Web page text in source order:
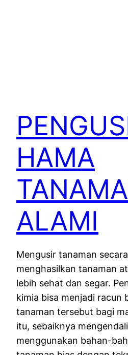
HAMA
ALAMI
Mengusir tanaman
menghasilkan tanaman
lebih sehat dan segar.
kimia bisa menjadi racun
tanaman tersebut bagi
itu, sebaiknya
menggunakan bahan-